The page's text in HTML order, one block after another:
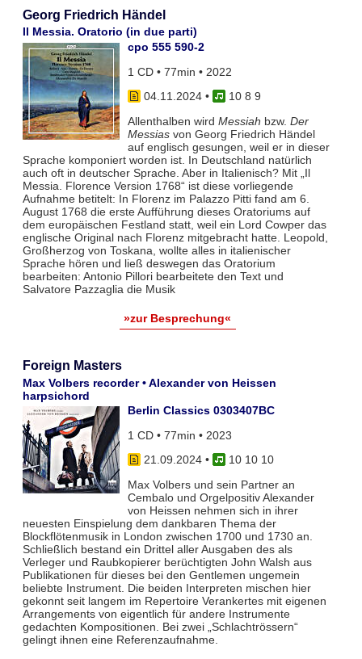
Georg Friedrich Händel
Il Messia. Oratorio (in due parti)
cpo 555 590-2
1 CD • 77min • 2022
04.11.2024•
10 8 9
Allenthalben wird Messiah bzw. Der
Messiasvon Georg Friedrich Händel
auf englisch gesungen, weil er in dieser
Sprache komponiert worden ist. In Deutschland natürlich
auch oft in deutscher Sprache. Aber in Italienisch? Mit „Il
Messia. Florence Version 1768“ ist diese vorliegende
Aufnahme betitelt: In Florenz im Palazzo Pitti fand am 6.
August 1768 die erste Aufführung dieses Oratoriums auf
dem europäischen Festland statt, weil ein Lord Cowper das
englische Original nach Florenz mitgebracht hatte. Leopold,
Großherzog von Toskana, wollte alles in italienischer
Sprache hören und ließ deswegen das Oratorium
bearbeiten: Antonio Pillori bearbeitete den Text und
Salvatore Pazzaglia die Musik
»zur Besprechung«
Foreign Masters
Max Volbers recorder • Alexander von Heissen
harpsichord
Berlin Classics 0303407BC
1 CD • 77min • 2023
21.09.2024•
10 10 10
Max Volbers und sein Partner an
Cembalo und Orgelpositiv Alexander
von Heissen nehmen sich in ihrer
neuesten Einspielung dem dankbaren Thema der
Blockflötenmusik in London zwischen 1700 und 1730 an.
Schließlich bestand ein Drittel aller Ausgaben des als
Verleger und Raubkopierer berüchtigten John Walsh aus
Publikationen für dieses bei den Gentlemen ungemein
beliebte Instrument. Die beiden Interpreten mischen hier
gekonnt seit langem im Repertoire Verankertes mit eigenen
Arrangements von eigentlich für andere Instrumente
gedachten Kompositionen. Bei zwei „Schlachtrössern“
gelingt ihnen eine Referenzaufnahme.